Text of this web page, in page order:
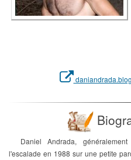
Daniel Andrada,
l'escalade en 1988 sur une petite